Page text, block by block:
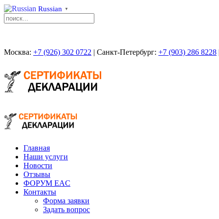
Russian ▼
Москва: +7 (926) 302 0722 | Санкт-Петербург: +7 (903) 286 8228
Главная
Наши услуги
Новости
Отзывы
ФОРУМ EAC
Контакты
Форма заявки
Задать вопрос